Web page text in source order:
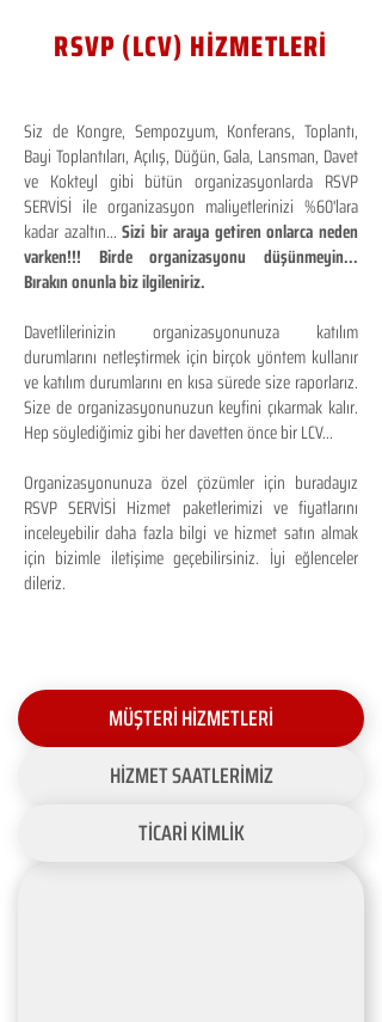
RSVP (LCV) HİZMETLERİ
Siz de Kongre, Sempozyum, Konferans, Toplantı,
Bayi Toplantıları, Açılış, Düğün, Gala, Lansman, Davet
ve Kokteyl gibi bütün organizasyonlarda RSVP
SERVİSİ ile organizasyon maliyetlerinizi %60'lara
kadar azaltın...Sizi bir araya getiren onlarca neden
varken!!! Birde organizasyonu düşünmeyin...
Bırakın onunla biz ilgileniriz.
Davetlilerinizin organizasyonunuza katılım
durumlarını netleştirmek için birçok yöntem kullanır
ve katılım durumlarını en kısa sürede size raporlarız.
Size de organizasyonunuzun keyfini çıkarmak kalır.
Hep söylediğimiz gibi her davetten önce bir LCV...
Organizasyonunuza özel çözümler için buradayız
RSVP SERVİSİ Hizmet paketlerimizi ve fiyatlarını
inceleyebilir daha fazla bilgi ve hizmet satın almak
için bizimle iletişime geçebilirsiniz. İyi eğlenceler
dileriz.
MÜŞTERİ HİZMETLERİ
HİZMET SAATLERİMİZ
TİCARİ KİMLİK